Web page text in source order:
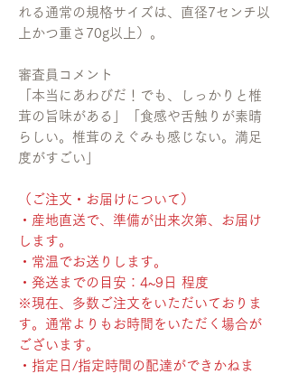
れる通常の規格サイズは、直径7センチ以
上かつ重さ70g以上）。
審査員コメント
「本当にあわびだ！でも、しっかりと椎
茸の旨味がある」「食感や舌触りが素晴
らしい。椎茸のえぐみも感じない。満足
度がすごい」
（ご注文・お届けについて）
・産地直送で、準備が出来次第、お届け
します。
・常温でお送りします。
・発送までの目安：4~9日 程度
※現在、多数ご注文をいただいておりま
す。通常よりもお時間をいただく場合が
ございます。
・指定日/指定時間の配達ができかねま